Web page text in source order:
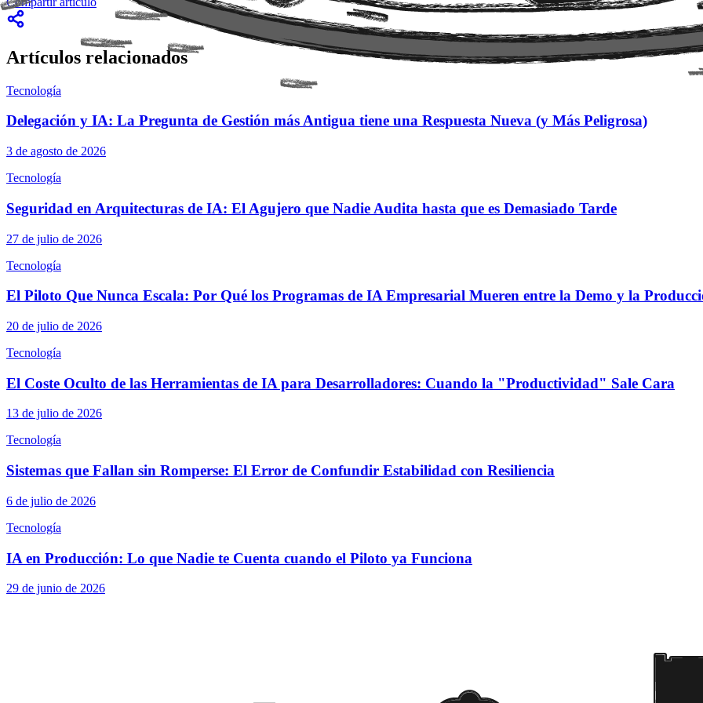
Artículos relacionados
Tecnología
Delegación y IA: La Pregunta de Gestión más Antigua tiene una Respuesta Nueva (y Más Peligrosa)
3 de agosto de 2026
Tecnología
Seguridad en Arquitecturas de IA: El Agujero que Nadie Audita hasta que es Demasiado Tarde
27 de julio de 2026
Tecnología
El Piloto Que Nunca Escala: Por Qué los Programas de IA Empresarial Mueren entre la Demo y la
20 de julio de 2026
Tecnología
El Coste Oculto de las Herramientas de IA para Desarrolladores: Cuando la "Productividad" Sale Cara
13 de julio de 2026
Tecnología
Sistemas que Fallan sin Romperse: El Error de Confundir Estabilidad con Resiliencia
6 de julio de 2026
Tecnología
IA en Producción: Lo que Nadie te Cuenta cuando el Piloto ya Funciona
29 de junio de 2026